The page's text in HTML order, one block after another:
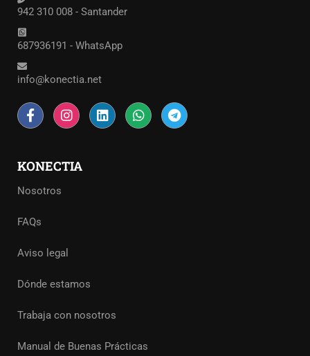
942 310 008 - Santander
687936191 - WhatsApp
info@konectia.net
KONECTIA
Nosotros
FAQs
Aviso legal
Dónde estamos
Trabaja con nosotros
Manual de Buenas Prácticas